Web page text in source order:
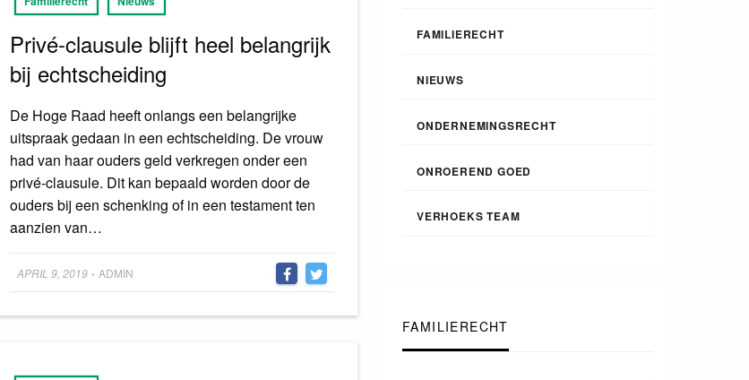
Privé-clausule blijft heel belangrijk
bij echtscheiding
De Hoge Raad heeft onlangs een belangrijke
uitspraak gedaan in een echtscheiding. De vrouw
had van haar ouders geld verkregen onder een
privé-clausule. Dit kan bepaald worden door de
ouders bij een schenking of in een testament ten
aanzien van…
Posted
APRIL 9, 2019 • ADMIN
FAMILIERECHT
NIEUWS
ONDERNEMINGSRECHT
ONROEREND GOED
VERHOEKS TEAM
FAMILIERECHT